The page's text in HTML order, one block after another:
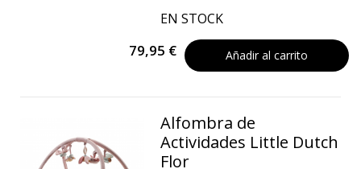
EN STOCK
79,95 € Añadir al carrito
Alfombra de
Actividades Little Dutch
Flor